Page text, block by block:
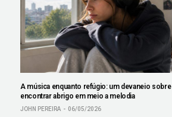
A música enquanto refúgio: um devaneio sobre
encontrar abrigo em meio a melodia
JOHN PEREIRA 06/05/2026